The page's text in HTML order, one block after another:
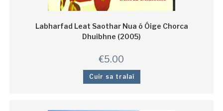
Labharfad Leat Saothar Nua ó Óige Chorca
Dhuibhne (2005)
€5.00
Cuir sa tralaí